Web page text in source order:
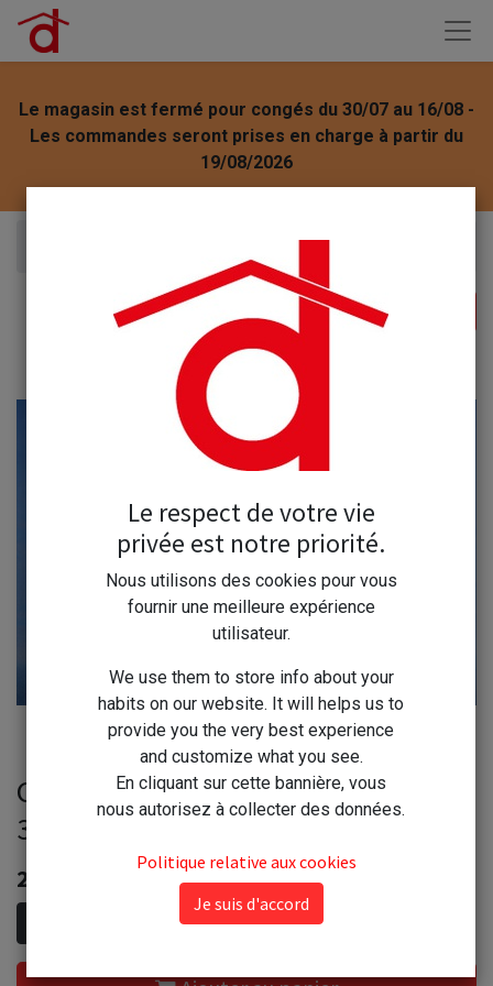
Le magasin est fermé pour congés du 30/07 au 16/08 -
Les commandes seront prises en charge à partir du
19/08/2026
Chiffonnette 37X37mm Laco lot de 3
Chiffonnette 37X37mm Laco lot de
3
2,70
Le respect de votre vie
privée est notre priorité.
Nous utilisons des cookies pour vous
fournir une meilleure expérience
utilisateur.
We use them to store info about your
habits on our website. It will helps us to
provide you the very best experience
and customize what you see.
En cliquant sur cette bannière, vous
nous autorisez à collecter des données.
Politique relative aux cookies
Je suis d'accord